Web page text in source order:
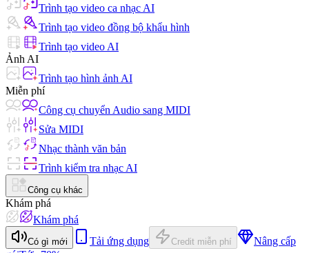
Trình tạo video ca nhạc AI
Trình tạo video đồng bộ khẩu hình
Trình tạo video AI
Ảnh AI
Trình tạo hình ảnh AI
Miễn phí
Công cụ chuyển Audio sang MIDI
Sửa MIDI
Nhạc thành văn bản
Trình kiểm tra nhạc AI
Công cụ khác
Khám phá
Khám phá
Có gì mới Tải ứng dụng Credit miễn phí
Nâng cấp